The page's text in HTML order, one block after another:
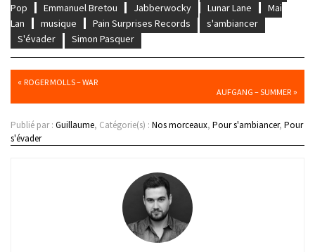
Pop
Emmanuel Bretou Jabberwocky Lunar Lane
Mai
Lan
musique Pain Surprises Records
s'ambiancer
S'évader
Simon Pasquer
« ROGER MOLLS – WAR
AUFGANG – SUMMER »
Publié par : Guillaume, Catégorie(s) : Nos morceaux, Pour s'ambiancer, Pour
s'évader